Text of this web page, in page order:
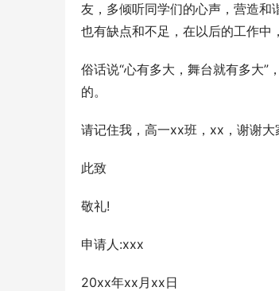
友，多倾听同学们的心声，营造和
也有缺点和不足，在以后的工作中
俗话说“心有多大，舞台就有多大
的。
请记住我，高一xx班，xx，谢谢大
此致
敬礼!
申请人:xxx
20xx年xx月xx日